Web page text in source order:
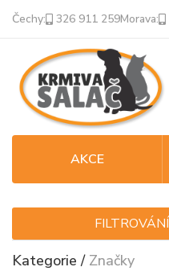
Čechy: 326 911 259Morava:
AKCE
FILTROVÁNÍ
Kategorie / Značky